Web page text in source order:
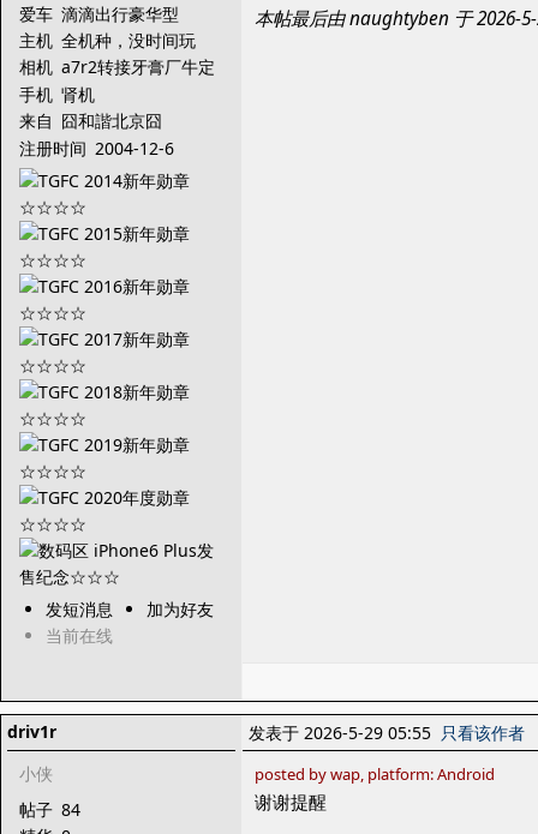
爱车 滴滴出行豪华型
主机 全机种，没时间玩
相机 a7r2转接牙膏厂牛定
手机 肾机
来自 囧和諧北京囧
注册时间 2004-12-6
发短消息
加为好友
当前在线
本帖最后由 naughtyben 于 2026-
driv1r
小侠
帖子 84
发表于 2026-5-29 05:55 只看该作者
posted by wap, platform: Android
谢谢提醒